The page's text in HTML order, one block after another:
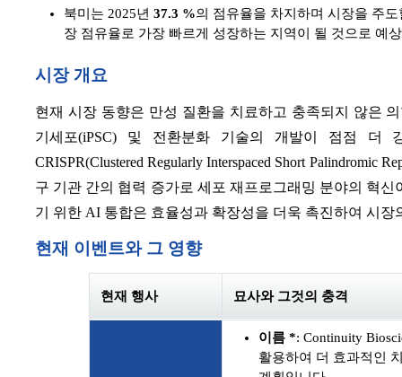
북미는 2025년 37.3 %의 점유율을 차지하며 시장을 주
장 점유율로 가장 빠르게 성장하는 지역이 될 것으로 예
시장 개요
현재 시장 동향은 만성 질환을 치료하고 충족되지 않은
기세포(iPSC) 및 전환분화 기술의 개발이 점점 더
CRISPR(Clustered Regularly Interspaced Short
구 기관 간의 협력 증가로 세포 재프로그래밍 분야의 혁
기 위한 AI 통합은 효율성과 확장성을 더욱 촉진하여 시장
현재 이벤트와 그 영향
현재 행사 묘사와 그것의 충격
이름 *: Continuity
활용하여 더 효과적인